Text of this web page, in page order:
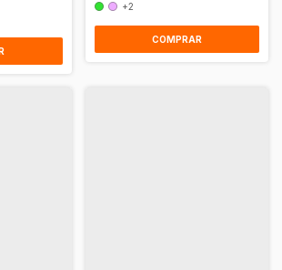
+2
COMPRAR